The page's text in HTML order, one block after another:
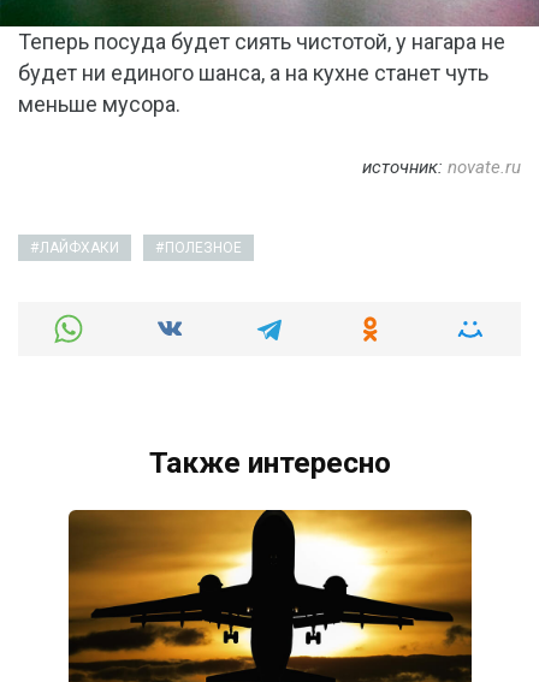
Теперь посуда будет сиять чистотой, у нагара не
будет ни единого шанса, а на кухне станет чуть
меньше мусора.
источник: novate.ru
ЛАЙФХАКИ ПОЛЕЗНОЕ
Также интересно